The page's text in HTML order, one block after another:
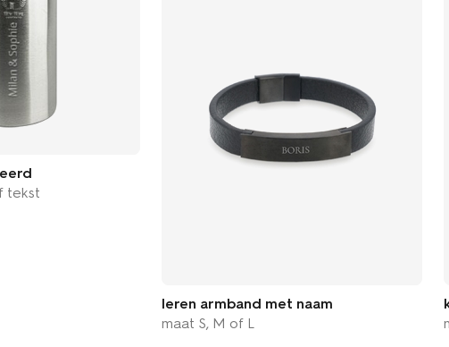
tekst
leren armband met naam
maat S, M of L